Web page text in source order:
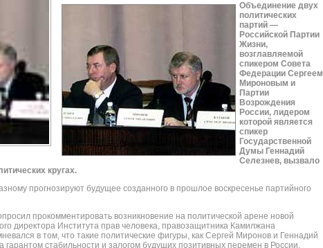
Объединение двух
политических
партий —
Российской Партии
Жизни,
возглавляемой
спикером Совета
Федерации Сергеем
Мироновым и
Партии
Возрождения
России, лидером
которой является
спикер
Государственной
Думы Геннадий
Селезнев, вызвало
кругах.
прогнозируют будущее созданного в прошлое воскресенье партийного
прокомментировать возникновение на политической арене новой
директора Института прав человека, правозащитника Камилжана
в том, что такие политические фигуры, как Сергей Миронов и Геннадий
гарантом стабильности и залогом будущих позитивных перемен в России.